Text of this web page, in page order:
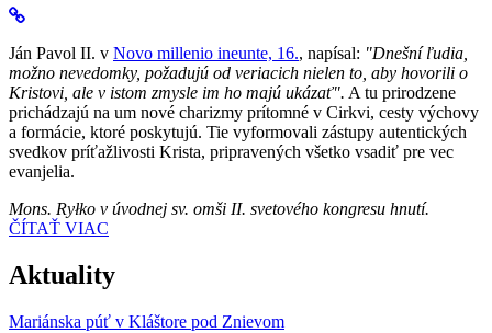
Ján Pavol II. v Novo millenio ineunte, 16., napísal: "Dnešní ľudia,
možno nevedomky, požadujú od veriacich nielen to, aby hovorili o
Kristovi, ale v istom zmysle im ho majú ukázať". A tu prirodzene
prichádzajú na um nové charizmy prítomné v Cirkvi, cesty výchovy
a formácie, ktoré poskytujú. Tie vyformovali zástupy autentických
svedkov príťažlivosti Krista, pripravených všetko vsadiť pre vec
evanjelia.
Mons. Ryłko v úvodnej sv. omši II. svetového kongresu hnutí.
ČÍTAŤ VIAC
Aktuality
Mariánska púť v Kláštore pod Znievom